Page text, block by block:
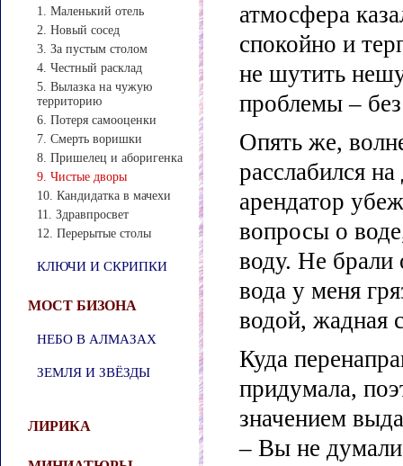
1. Маленький отель
2. Новый сосед
3. За пустым столом
4. Честный расклад
5. Вылазка на чужую
территорию
6. Потеря самооценки
7. Смерть воришки
8. Пришелец и аборигенка
9. Чистые дворы
10. Кандидатка в мачехи
11. Здравпросвет
12. Перерытые столы
КЛЮЧИ И СКРИПКИ
МОСТ БИЗОНА
НЕБО В АЛМАЗАХ
ЗЕМЛЯ И ЗВЁЗДЫ
ЛИРИКА
атмосфера
спокойно и
не шутить
проблемы –
Опять же,
расслабился
арендатор
вопросы о
воду. Не
вода у меня
водой, жадная
Куда
придумала,
значением
– Вы не